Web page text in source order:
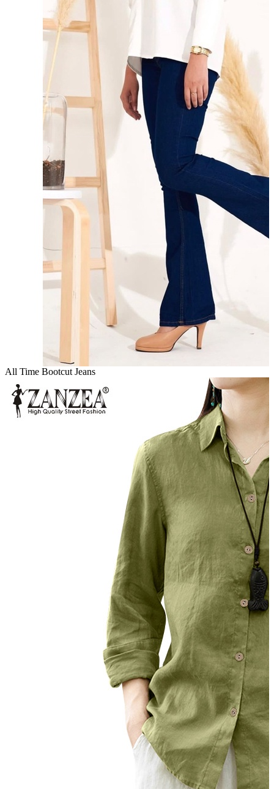
All Time Bootcut Jeans